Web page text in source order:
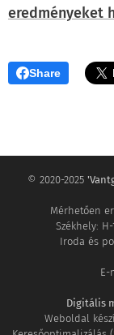
eredményeket
Share
© 2020-2025
Mérhetően
Székhely:
Iroda és
E-
Digitális
Weboldal